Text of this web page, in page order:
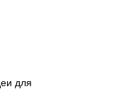
для